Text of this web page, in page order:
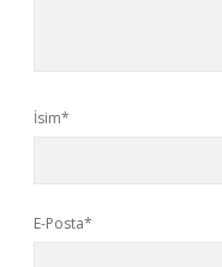
İsim*
E-Posta*